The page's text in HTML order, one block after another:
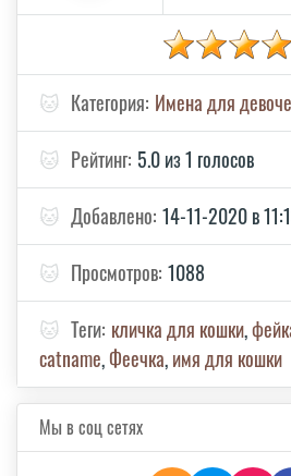
🐱 Категория: Имена для
🐱 Рейтинг: 5.0 из 1 голосов
🐱 Добавлено: 14-11-2020 в
🐱 Просмотров: 1088
🐱 Теги: кличка для кошки,
catname,Феечка,имя для кошки
Мы в соц сетях